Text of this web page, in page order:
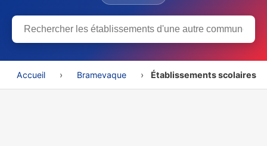
Accueil › Bramevaque › Établissements scolaires